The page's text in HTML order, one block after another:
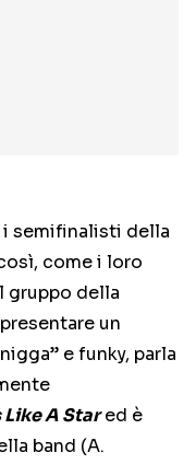
i semifinalisti della
come i loro
gruppo della
un
e funky, parla
Like A Stared è
band (A.